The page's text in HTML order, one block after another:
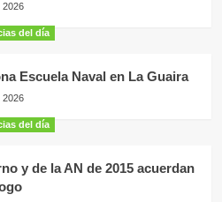
2026
del día
Escuela Naval en La Guaira
2026
del día
y de la AN de 2015 acuerdan